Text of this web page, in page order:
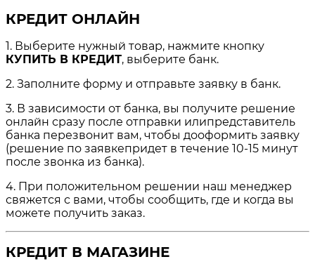
КРЕДИТ ОНЛАЙН
1. Выберите нужный товар, нажмите кнопку
КУПИТЬ В КРЕДИТ, выберите банк.
2. Заполните форму и отправьте заявку в банк.
3. В зависимости от банка, вы получите решение
онлайн сразу после отправки илипредставитель
банка перезвонит вам, чтобы дооформить заявку
(решение по заявкепридет в течение 10-15 минут
после звонка из банка).
4. При положительном решении наш менеджер
свяжется с вами, чтобы сообщить, где и когда вы
можете получить заказ.
КРЕДИТ В МАГАЗИНЕ